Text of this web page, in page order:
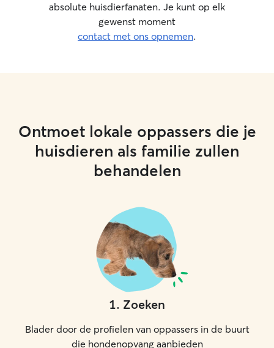
absolute huisdierfanaten. Je kunt op elk
gewenst moment
contact met ons opnemen.
Ontmoet lokale oppassers die je
huisdieren als familie zullen
behandelen
1. Zoeken
Blader door de profielen van oppassers in de buurt
die hondenopvang aanbieden